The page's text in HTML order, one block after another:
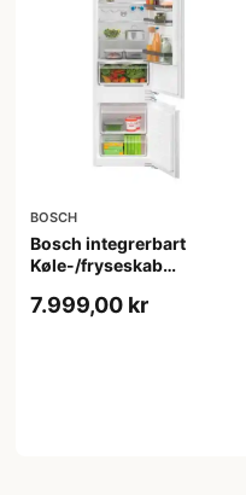
BOSCH
Bosch integrerbart
Køle-/fryseskab
garanti
7.999,00 kr